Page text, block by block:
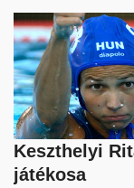
Keszthelyi
játékosa